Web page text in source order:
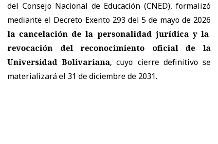
del Consejo Nacional de Educación (CNED), formalizó
mediante el Decreto Exento 293 del 5 de mayo de 2026
la cancelación de la personalidad jurídica y la
revocación del reconocimiento oficial de la
Universidad Bolivariana, cuyo cierre definitivo se
materializará el 31 de diciembre de 2031.